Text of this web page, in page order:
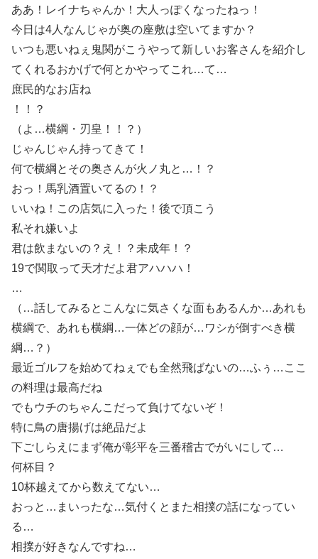
ああ！レイナちゃんか！大人っぽくなったねっ！
今日は4人なんじゃが奥の座敷は空いてますか？
いつも悪いねぇ鬼関がこうやって新しいお客さんを紹介し
てくれるおかげで何とかやってこれ…て…
庶民的なお店ね
！！？
（よ…横綱・刃皇！！？）
じゃんじゃん持ってきて！
何で横綱とその奥さんが火ノ丸と…！？
おっ！馬乳酒置いてるの！？
いいね！この店気に入った！後で頂こう
私それ嫌いよ
君は飲まないの？え！？未成年！？
19で関取って天才だよ君アハハハ！
…
（…話してみるとこんなに気さくな面もあるんか…あれも
横綱で、あれも横綱…一体どの顔が…ワシが倒すべき横
綱…？）
最近ゴルフを始めてねぇでも全然飛ばないの…ふぅ…ここ
の料理は最高だね
でもウチのちゃんこだって負けてないぞ！
特に鳥の唐揚げは絶品だよ
下ごしらえにまず俺が彰平を三番稽古でがいにして…
何杯目？
10杯越えてから数えてない…
おっと…まいったな…気付くとまた相撲の話になってい
る…
相撲が好きなんですね…